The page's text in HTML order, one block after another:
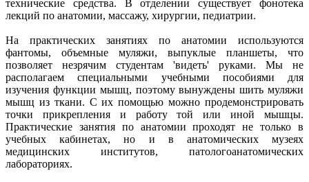
технические средства. В отделении существует фонотека
лекций по анатомии, массажу, хирургии, педиатрии.
На практических занятиях по анатомии используются
фантомы, объемные муляжи, выпуклые планшеты, что
позволяет незрячим студентам 'видеть' руками. Мы не
располагаем специальными учебными пособиями для
изучения функции мышц, поэтому вынуждены шить муляжи
мышц из ткани. С их помощью можно продемонстрировать
точки прикрепления и работу той или иной мышцы.
Практические занятия по анатомии проходят не только в
учебных кабинетах, но и в анатомических музеях
медицинских институтов, патологоанатомических
лабораториях.